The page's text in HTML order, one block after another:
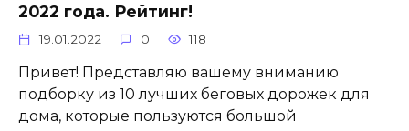
2022 года. Рейтинг!
19.01.2022 0 118
Привет! Представляю вашему вниманию
подборку из 10 лучших беговых дорожек для
дома, которые пользуются большой